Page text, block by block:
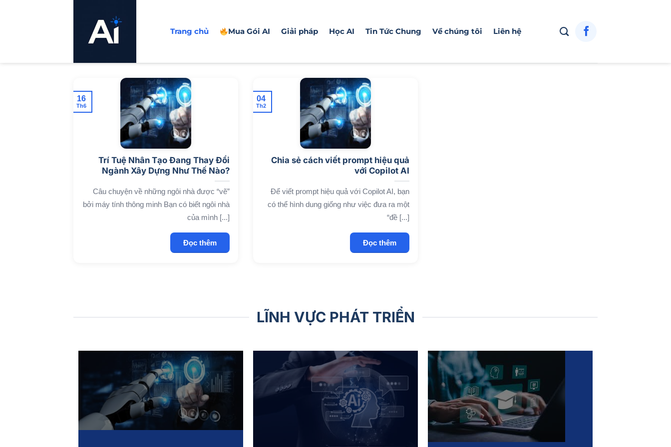
Trang chủ Mua Gói AI Giải pháp Học AI Tin Tức Chung Về chúng tôi Liên hệ
Trí Tuệ Nhân Tạo Đang Thay Đổi
Ngành Xây Dựng Như Thế Nào?
Câu chuyện về những ngôi nhà được “vẽ”
bởi máy tính thông minh Bạn có biết ngôi nhà
của mình [...]
Đọc thêm
16
Th6
Chia sẻ cách viết prompt hiệu quả
với Copilot AI
Để viết prompt hiệu quả với Copilot AI, bạn
có thể hình dung giống như việc đưa ra một
“đề [...]
Đọc thêm
04
Th2
LĨNH VỰC PHÁT TRIỂN